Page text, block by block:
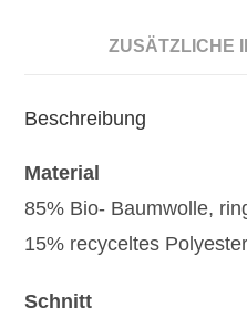
ZUSÄTZLICHE
Beschreibung
Material
85% Bio- Baumwolle,
15% recyceltes
Schnitt